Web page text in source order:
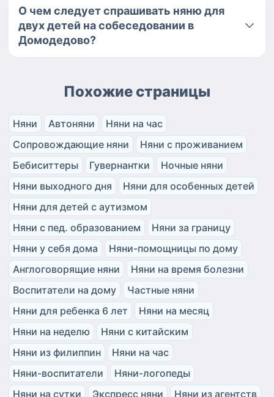
О чем следует спрашивать няню для
двух детей на собеседовании в
Домодедово?
Похожие страницы
Няни Автоняни
Няни на час
Сопровождающие няни
Няни с проживанием
Бебиситтеры
Гувернантки
Ночные няни
Няни выходного дня
Няни для особенных детей
Няни для детей с аутизмом
Няни с пед. образованием
Няни за границу
Няни у себя дома
Няни-помощницы по дому
Англоговорящие няни
Няни на время болезни
Воспитатели на дому
Частные няни
Няни для ребенка 6 лет
Няни на месяц
Няни на неделю
Няни с китайским
Няни из филиппин
Няни на час
Няни-воспитатели
Няни-логопеды
Няни на сутки
Экспресс няни
Няни из агентств